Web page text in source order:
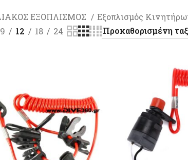
ΕΞΟΠΛΙΣΜΟΣ Εξοπλισμός
9 12 18 24